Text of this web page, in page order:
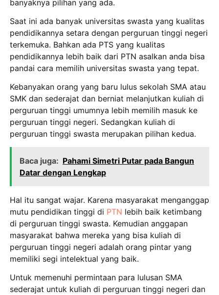
banyaknya pilihan yang ada.
Saat ini ada banyak universitas swasta yang kualitas
pendidikannya setara dengan perguruan tinggi negeri
terkemuka. Bahkan ada PTS yang kualitas
pendidikannya lebih baik dari PTN asalkan anda bisa
pandai cara memilih universitas swasta yang tepat.
Kebanyakan orang yang baru lulus sekolah SMA atau
SMK dan sederajat dan berniat melanjutkan kuliah di
perguruan tinggi umumnya lebih memilih masuk ke
perguruan tinggi negeri. Sedangkan kuliah di
perguruan tinggi swasta merupakan pilihan kedua.
Baca juga: Pahami Simetri Putar pada Bangun
Datar dengan Lengkap
Hal itu sangat wajar. Karena masyarakat menganggap
mutu pendidikan tinggi di PTN lebih baik ketimbang
di perguruan tinggi swasta. Kemudian anggapan
masyarakat bahwa mereka yang bisa kuliah di
perguruan tinggi negeri adalah orang pintar yang
memiliki segi intelektual yang baik.
Untuk memenuhi permintaan para lulusan SMA
sederajat untuk kuliah di perguruan tinggi negeri dan